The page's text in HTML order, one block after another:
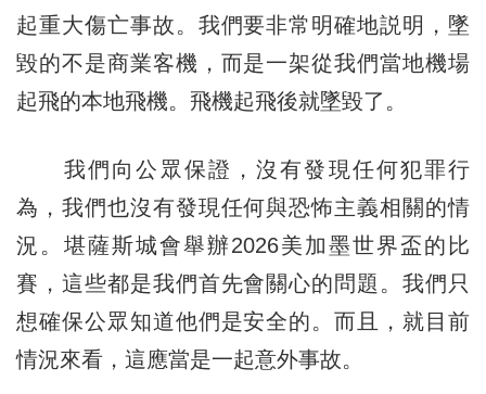
起重大傷亡事故。我們要非常明確地説明，墜
毀的不是商業客機，而是一架從我們當地機場
起飛的本地飛機。飛機起飛後就墜毀了。
我們向公眾保證，沒有發現任何犯罪行
為，我們也沒有發現任何與恐怖主義相關的情
況。堪薩斯城會舉辦2026美加墨世界盃的比
賽，這些都是我們首先會關心的問題。我們只
想確保公眾知道他們是安全的。而且，就目前
情況來看，這應當是一起意外事故。